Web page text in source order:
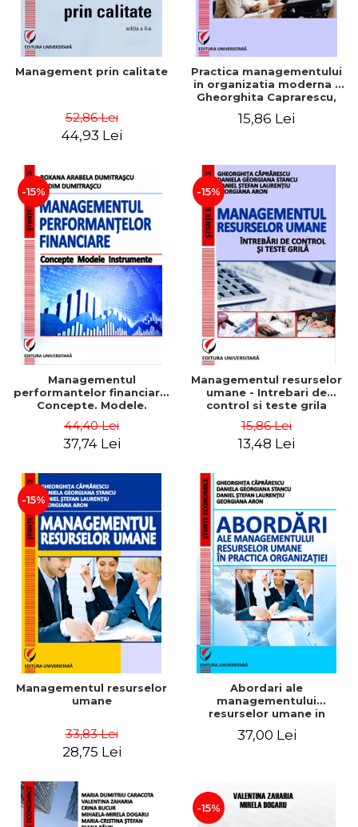
Management prin calitate
52,86 Lei
44,93 Lei
Practica managementului
in organizatia moderna -
Gheorghita Caprarescu,
Georgiana Aron
15,86 Lei
-15%
Managementul
performantelor financiare.
Concepte. Modele.
44,40 Lei
37,74 Lei
-15%
Managementul resurselor
umane - Intrebari de
control si teste grila
15,86 Lei
13,48 Lei
-15%
Managementul resurselor
umane
33,83 Lei
28,75 Lei
Abordari ale
managementului
resurselor umane in
37,00 Lei
-15%